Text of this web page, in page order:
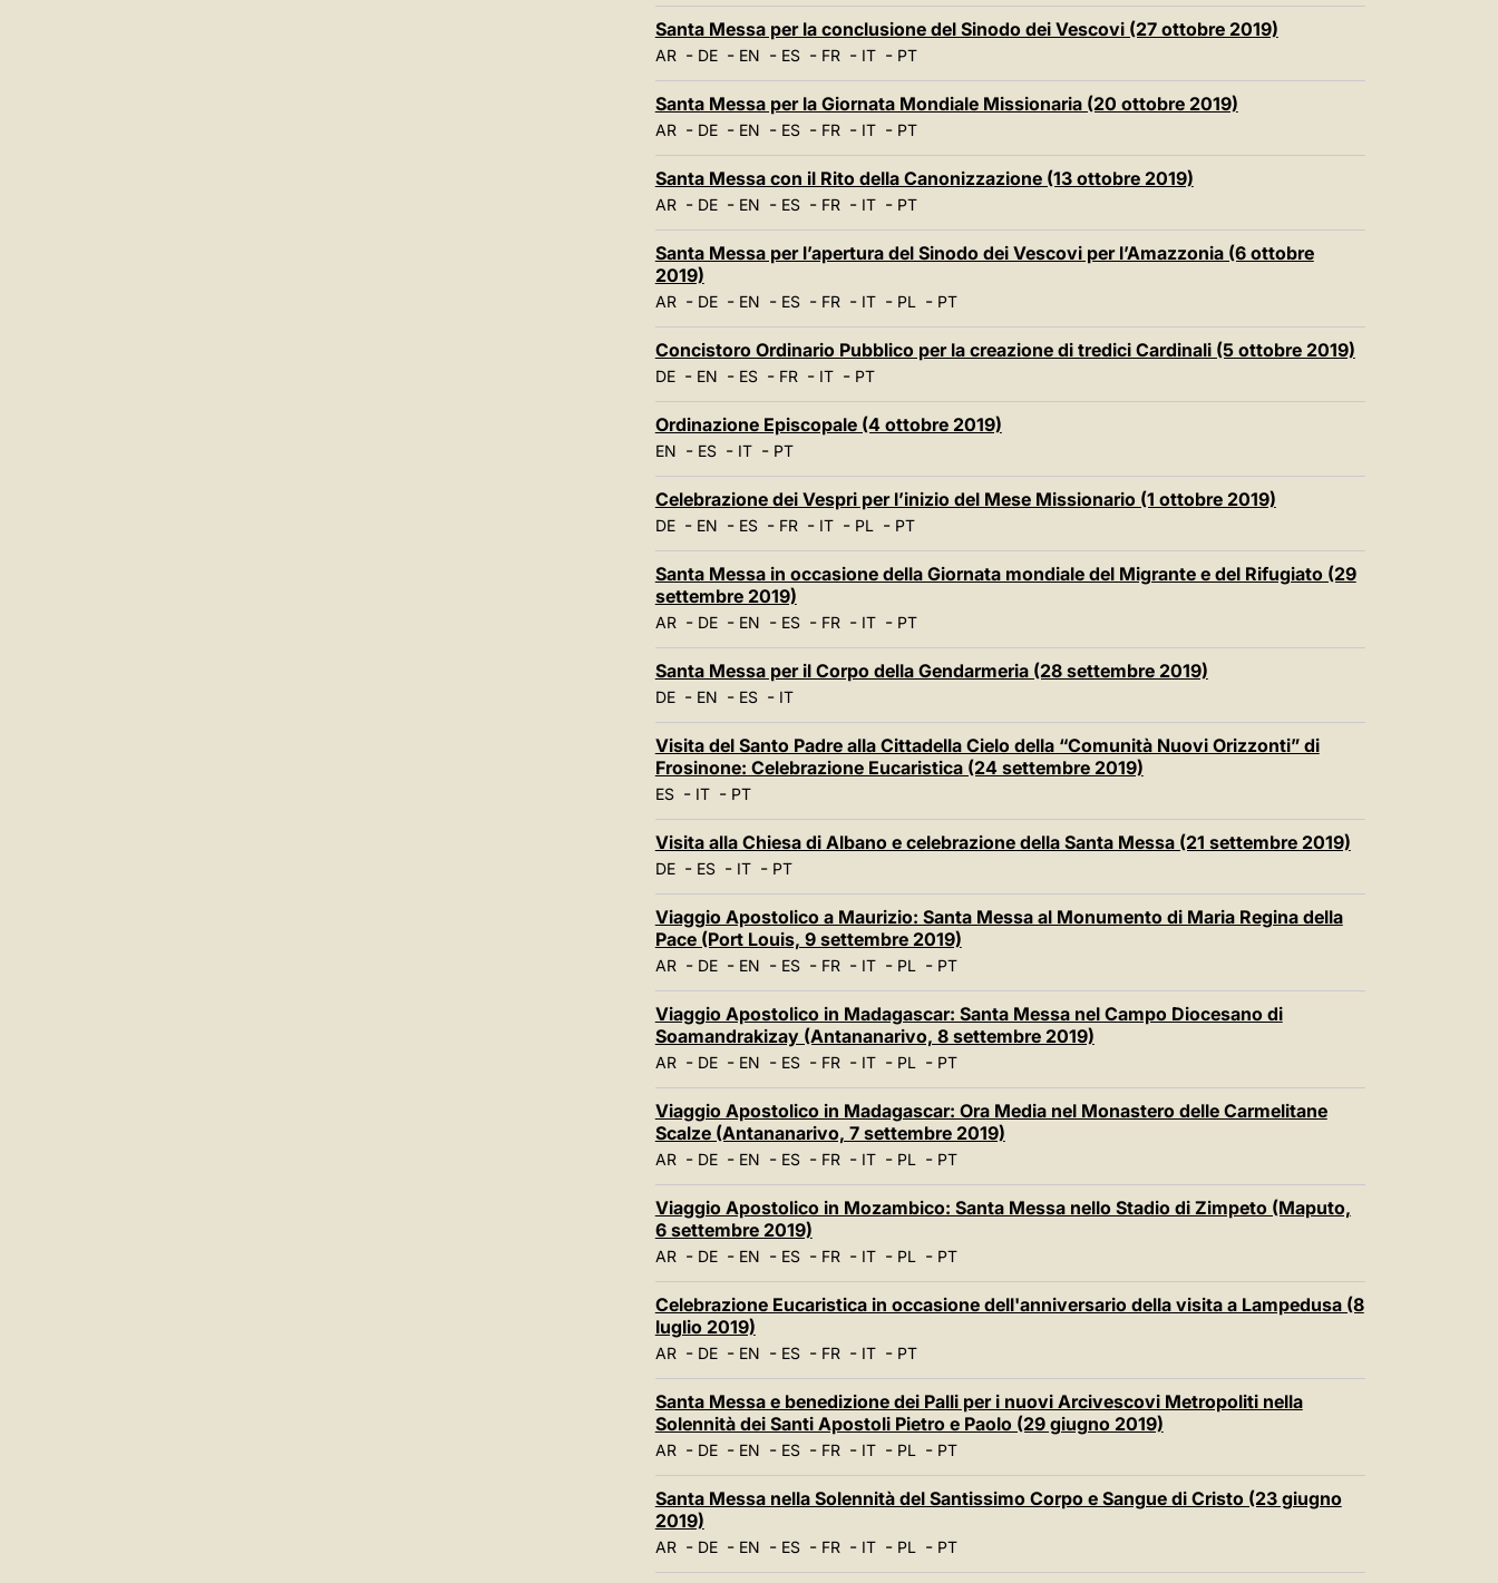
Santa Messa per la conclusione del Sinodo dei Vescovi (27 ottobre 2019)
AR- DE- EN - ES- FR- IT- PT
Santa Messa per la Giornata Mondiale Missionaria (20 ottobre 2019)
AR- DE- EN - ES- FR- IT- PT
Santa Messa con il Rito della Canonizzazione (13 ottobre 2019)
AR- DE- EN - ES- FR- IT- PT
Santa Messa per l’apertura del Sinodo dei Vescovi per l’Amazzonia (6 ottobre
2019)
AR- DE- EN - ES- FR- IT- PL- PT
Concistoro Ordinario Pubblico per la creazione di tredici Cardinali (5 ottobre 2019)
DE- EN - ES- FR- IT- PT
Ordinazione Episcopale (4 ottobre 2019)
EN - ES- IT- PT
Celebrazione dei Vespri per l’inizio del Mese Missionario (1 ottobre 2019)
DE- EN - ES- FR- IT- PL- PT
Santa Messa in occasione della Giornata mondiale del Migrante e del Rifugiato (29
settembre 2019)
AR- DE- EN - ES- FR- IT- PT
Santa Messa per il Corpo della Gendarmeria (28 settembre 2019)
DE- EN - ES- IT
Visita del Santo Padre alla Cittadella Cielo della “Comunità Nuovi Orizzonti” di
Frosinone: Celebrazione Eucaristica (24 settembre 2019)
ES- IT- PT
Visita alla Chiesa di Albano e celebrazione della Santa Messa (21 settembre 2019)
DE- ES- IT- PT
Viaggio Apostolico a Maurizio: Santa Messa al Monumento di Maria Regina della
Pace (Port Louis, 9 settembre 2019)
AR- DE- EN - ES- FR- IT- PL- PT
Viaggio Apostolico in Madagascar: Santa Messa nel Campo Diocesano di
Soamandrakizay (Antananarivo, 8 settembre 2019)
AR- DE- EN - ES- FR- IT- PL- PT
Viaggio Apostolico in Madagascar: Ora Media nel Monastero delle Carmelitane
Scalze (Antananarivo, 7 settembre 2019)
AR- DE- EN - ES- FR- IT- PL- PT
Viaggio Apostolico in Mozambico: Santa Messa nello Stadio di Zimpeto (Maputo,
6 settembre 2019)
AR- DE- EN - ES- FR- IT- PL- PT
Celebrazione Eucaristica in occasione dell'anniversario della visita a Lampedusa (8
luglio 2019)
AR- DE- EN - ES- FR- IT- PT
Santa Messa e benedizione dei Palli per i nuovi Arcivescovi Metropoliti nella
Solennità dei Santi Apostoli Pietro e Paolo (29 giugno 2019)
AR- DE- EN - ES- FR- IT- PL- PT
Santa Messa nella Solennità del Santissimo Corpo e Sangue di Cristo (23 giugno
2019)
AR- DE- EN - ES- FR- IT- PL- PT